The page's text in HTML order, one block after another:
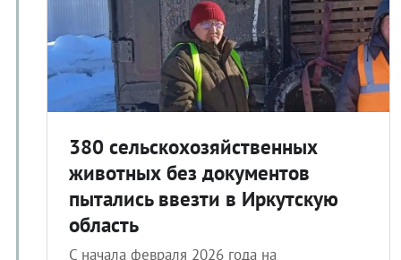
380 сельскохозяйственных
животных без документов
пытались ввезти в Иркутскую